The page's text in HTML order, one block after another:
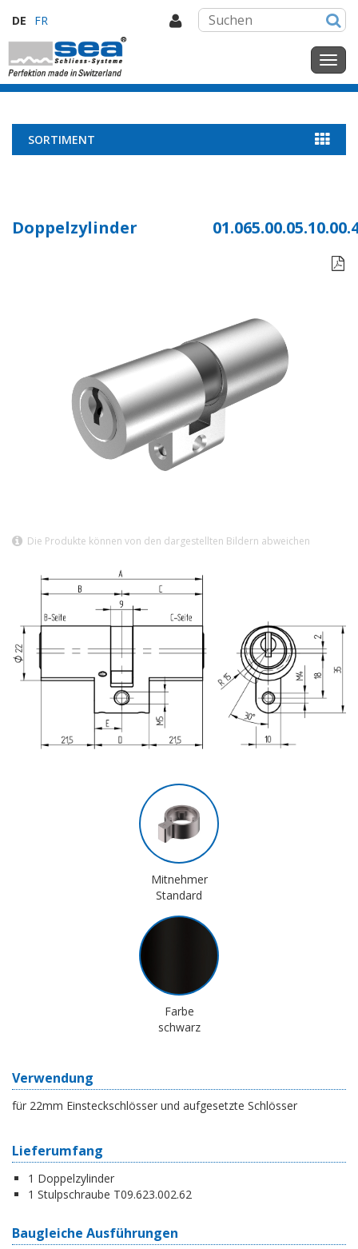
DE FR
SORTIMENT
Doppelzylinder

Die Produkte können von den dargestellten Bildern abweichen
Mitnehmer
Standard
Farbe
schwarz
Verwendung
für 22mm Einsteckschlösser und aufgesetzte Schlösser
Lieferumfang
1 Doppelzylinder
1 Stulpschraube T09.623.002.62
Baugleiche Ausführungen